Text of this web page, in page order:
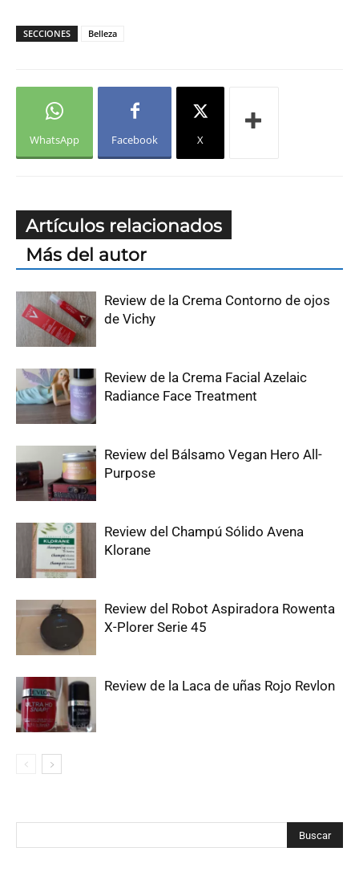
SECCIONES Belleza
WhatsApp Facebook X
Artículos relacionados
Más del autor
Review de la Crema Contorno de ojos
de Vichy
Review de la Crema Facial Azelaic
Radiance Face Treatment
Review del Bálsamo Vegan Hero All-
Purpose
Review del Champú Sólido Avena
Klorane
Review del Robot Aspiradora Rowenta
X-Plorer Serie 45
Review de la Laca de uñas Rojo Revlon